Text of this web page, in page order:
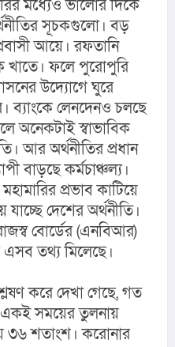
মধ্যেও ভালোর দিকে
সূচকগুলো। বড়
আয়ে। রফতানি
ফলে পুরোপুরি
উদ্যোগে ঘুরে
ব্যাংকে লেনদেনও চলছে
অনেকটাই স্বাভাবিক
আর অর্থনীতির প্রধান
বাড়ছে কর্মচাঞ্চল্য।
প্রভাব কাটিয়ে
দেশের অর্থনীতি।
বোর্ডের (এনবিআর)
এসব তথ্য মিলেছে।
করে দেখা গেছে, গত
সময়ের তুলনায়
৩৬ শতাংশ। করোনার